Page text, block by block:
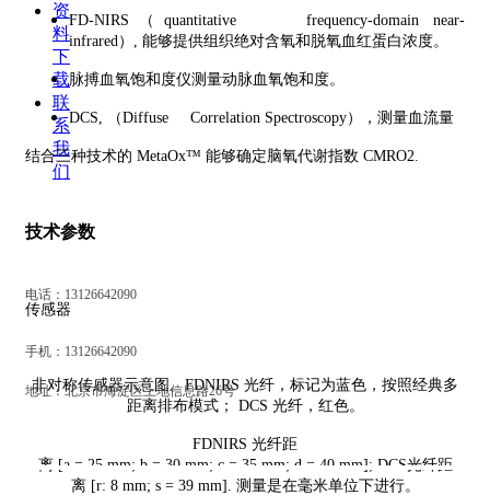
资
料
下
载
联
系
我
们
FD-NIRS（quantitative frequency-domain near-
infrared）, 能够提供组织绝对含氧和脱氧血红蛋白浓度。
脉搏血氧饱和度仪测量动脉血氧饱和度。
DCS, （Diffuse Correlation Spectroscopy），测量血流量
结合三种技术的 MetaOx™ 能够确定脑氧代谢指数 CMRO2.
技术参数
传感器
非对称传感器示意图。FDNIRS 光纤，标记为蓝色，按照经典多
距离排布模式； DCS 光纤，红色。
FDNIRS 光纤距
离 [a = 25 mm; b = 30 mm; c = 35 mm; d = 40 mm]; DCS光纤距
离 [r: 8 mm; s = 39 mm]. 测量是在毫米单位下进行。
电话：13126642090
手机：13126642090
地址：北京市海淀区上地信息路26号